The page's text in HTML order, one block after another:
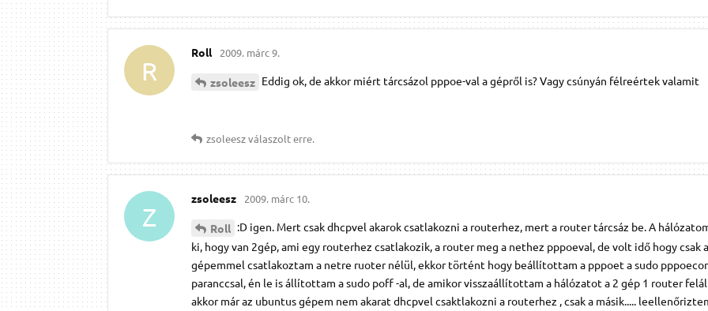
R
Roll 2009. márc 9.
zsoleesz Eddig ok, de akkor miért tárcsázol pppoe-val a gépről is? Vagy csúnyán félreértek valamit
zsoleeszválaszolt erre.
Z
zsoleesz 2009. márc 10.
Roll :D igen. Mert csak dhcpvel akarok csatlakozni a routerhez, mert a router tárcsáz be. A
ki, hogy van 2gép, ami egy routerhez csatlakozik, a router meg a nethez pppoeval, de volt idő hogy csak
gépemmel csatlakoztam a netre ruoter nélül, ekkor történt hogy beállítottam a pppoet a sudo
paranccsal, én le is állítottam a sudo poff -al, de amikor visszaállítottam a hálózatot a 2 gép 1 router
akkor már az ubuntus gépem nem akarat dhcpvel csaktlakozni a routerhez , csak a másik.....